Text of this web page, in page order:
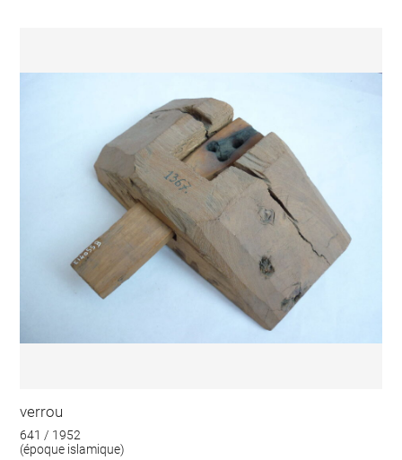
verrou
641 / 1952
(époque islamique)